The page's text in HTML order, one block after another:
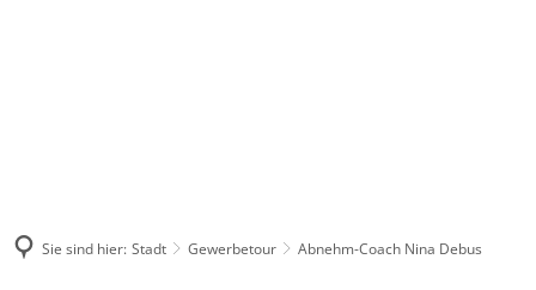
Sie sind hier: Stadt Gewerbetour Abnehm-Coach Nina Debus